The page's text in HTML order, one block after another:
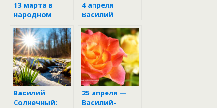
13 марта в
народном
4 апреля
Василий
Василий
Солнечный:
25 апреля —
Василий-